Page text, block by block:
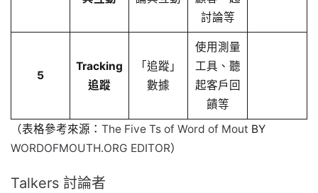
討論等
5
Tracking
追蹤
「追蹤」
數據
使用測量
工具、聽
起客戶回
饋等
（表格參考來源： The Five Ts of Word of Mout BY
WORDOFMOUTH.ORG EDITOR）
Talkers 討論者